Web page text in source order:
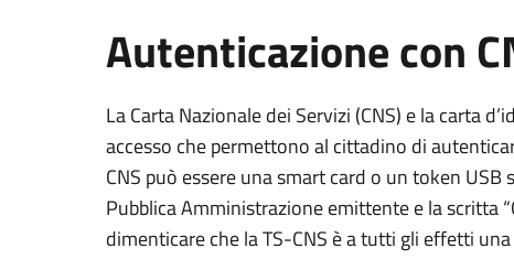
Autenticazione con
La Carta Nazionale dei Servizi (CNS) e la carta
accesso che permettono al cittadino di
CNS può essere una smart card o un token
Pubblica Amministrazione emittente e la scritta
dimenticare che la TS-CNS è a tutti gli effetti una